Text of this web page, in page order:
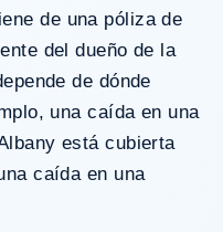
de una póliza de
del dueño de la
de dónde
una caída en una
está cubierta
caída en una